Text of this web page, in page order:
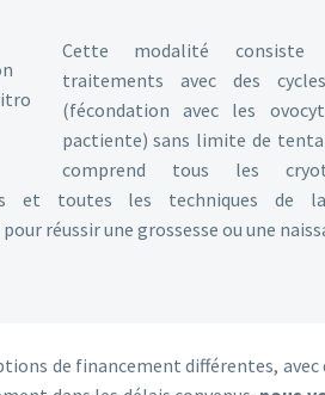
Cette modalité
traitements avec des
(fécondation avec les
pactiente) sans limite de
comprend tous les
et toutes les techniques de
réussir une grossesse ou une
de financement différentes,